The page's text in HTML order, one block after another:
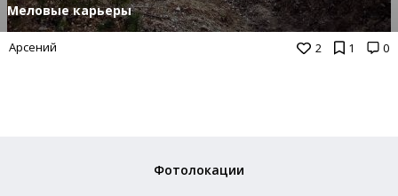
2 1 0
Меловые карьеры
Арсений
Фотолокации